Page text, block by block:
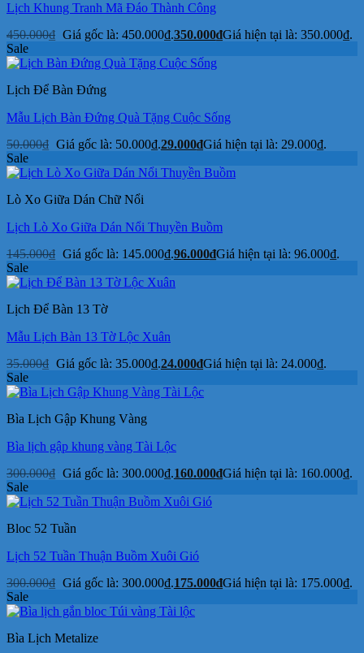
Lịch Khung Tranh Mã Đáo Thành Công
450.000₫ Giá gốc là: 450.000₫.350.000₫Giá hiện tại là: 350.000₫.
Sale
Lịch Để Bàn Đứng
Mẫu Lịch Bàn Đứng Quà Tặng Cuộc Sống
50.000₫ Giá gốc là: 50.000₫.29.000₫Giá hiện tại là: 29.000₫.
Sale
Lò Xo Giữa Dán Chữ Nổi
Lịch Lò Xo Giữa Dán Nổi Thuyền Buồm
145.000₫ Giá gốc là: 145.000₫.96.000₫Giá hiện tại là: 96.000₫.
Sale
Lịch Để Bàn 13 Tờ
Mẫu Lịch Bàn 13 Tờ Lộc Xuân
35.000₫ Giá gốc là: 35.000₫.24.000₫Giá hiện tại là: 24.000₫.
Sale
Bìa Lịch Gập Khung Vàng
Bìa lịch gập khung vàng Tài Lộc
300.000₫ Giá gốc là: 300.000₫.160.000₫Giá hiện tại là: 160.000₫.
Sale
Bloc 52 Tuần
Lịch 52 Tuần Thuận Buồm Xuôi Gió
300.000₫ Giá gốc là: 300.000₫.175.000₫Giá hiện tại là: 175.000₫.
Sale
Bìa Lịch Metalize